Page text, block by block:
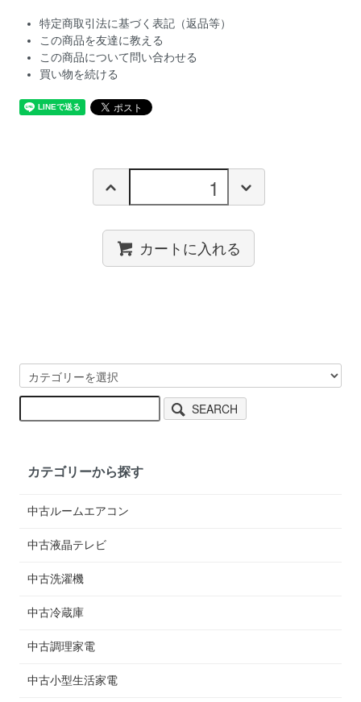
特定商取引法に基づく表記（返品等）
この商品を友達に教える
この商品について問い合わせる
買い物を続ける
カートに入れる
SEARCH
カテゴリーから探す
中古ルームエアコン
中古液晶テレビ
中古洗濯機
中古冷蔵庫
中古調理家電
中古小型生活家電